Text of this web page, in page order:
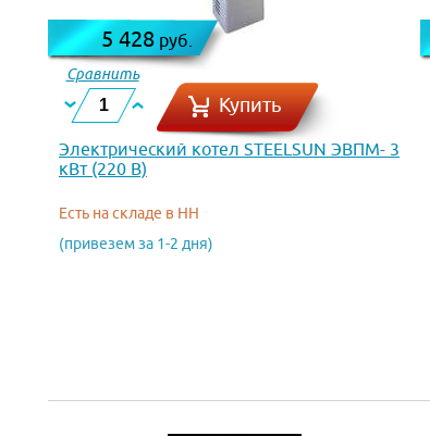
5 428руб.
Сравнить
Купить
Электрический котел STEELSUN ЭВПМ- 3
кВт (220 В)
Есть на складе в НН
(привезем за 1-2 дня)